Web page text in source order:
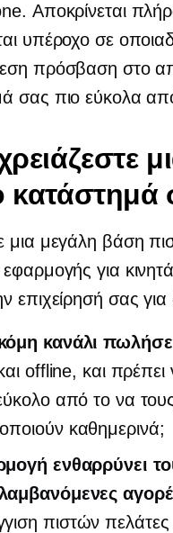
Αποκρίνεται
υπέροχο σε
πρόσβαση στο
σας πιο εύκολα
χρειάζεστε
κατάστημά
μια μεγάλη βάση
εφαρμογής για
επιχείρησή σας
κανάλι
offline, και
από το να
καθημερινά;
ενθαρρύνει
πιστών